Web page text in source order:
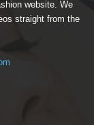
website. We
straight from the